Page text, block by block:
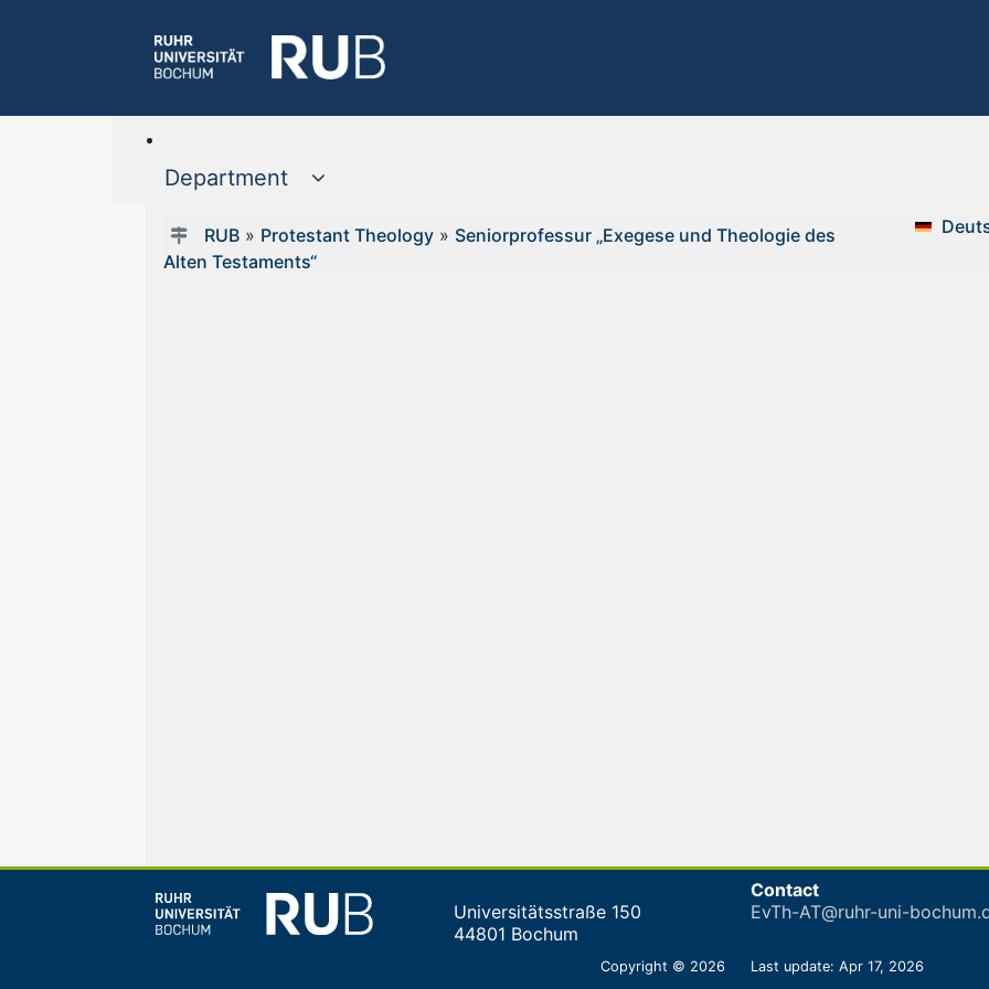
Department
RUB» Protestant Theology» Seniorprofessur „Exegese und Theologie des
Alten Testaments“
Universitätsstraße 150
44801 Bochum
Contact
EvTh-AT@ruhr-uni-
Copyright © 2026 Last update: Apr 17, 2026